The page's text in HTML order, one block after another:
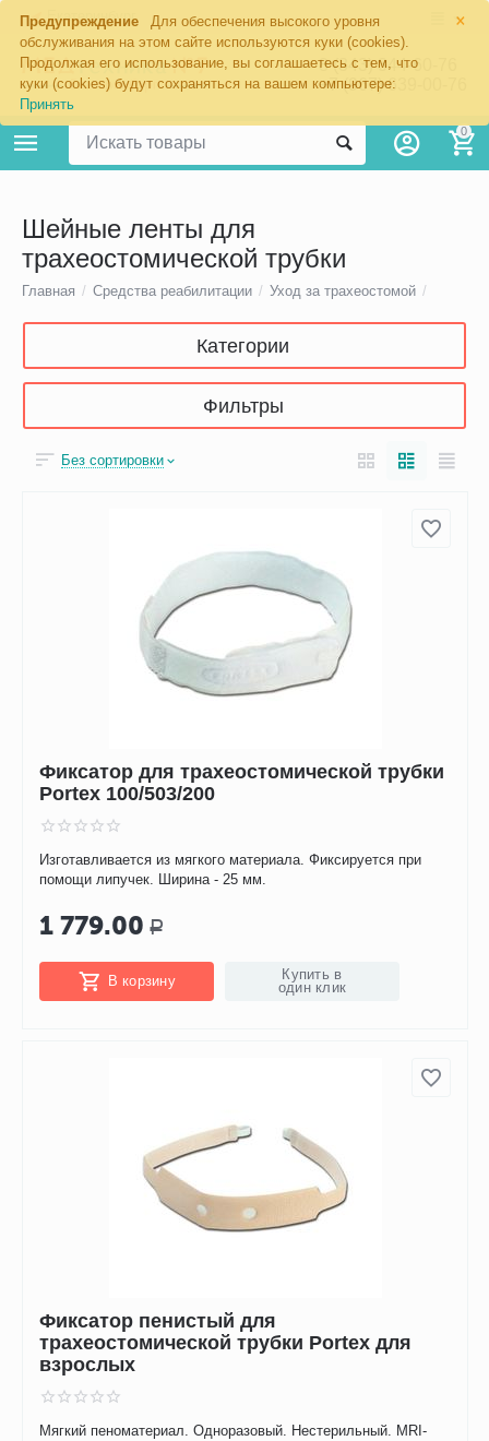
×
Предупреждение
Для обеспечения высокого уровня
обслуживания на этом сайте используются куки (cookies).
Продолжая его использование, вы соглашаетесь с тем, что
куки (cookies) будут сохраняться на вашем компьютере:
Принять
Екатеринбург
8 (343) 344-60-76
+7 (967) 639-00-76
0
Шейные ленты для
трахеостомической трубки
Главная / Средства реабилитации / Уход за трахеостомой /
Категории
Фильтры
Без сортировки
Фиксатор для трахеостомической трубки
Portex 100/503/200
Изготавливается из мягкого материала. Фиксируется при
помощи липучек. Ширина - 25 мм.
1 779.00 Р
В корзину
Купить в
один клик
Фиксатор пенистый для
трахеостомической трубки Portex для
взрослых
Мягкий пеноматериал. Одноразовый. Нестерильный. MRI-